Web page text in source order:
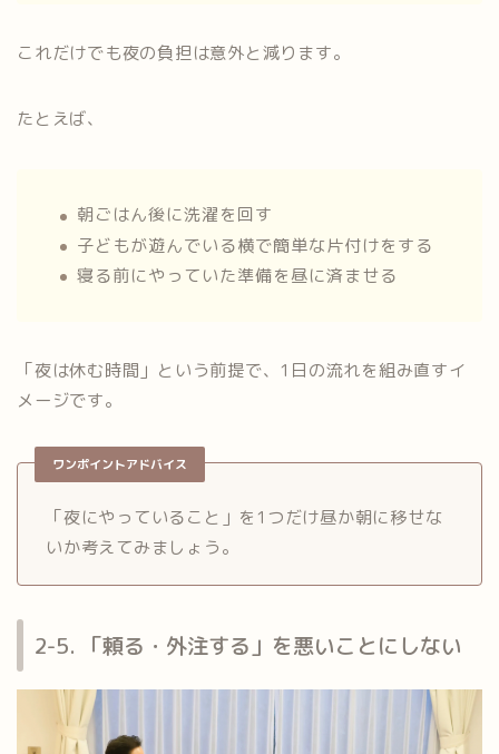
これだけでも夜の負担は意外と減ります。
たとえば、
朝ごはん後に洗濯を回す
子どもが遊んでいる横で簡単な片付けをする
寝る前にやっていた準備を昼に済ませる
「夜は休む時間」という前提で、1日の流れを組み直すイ
メージです。
ワンポイントアドバイス
「夜にやっていること」を1つだけ昼か朝に移せな
いか考えてみましょう。
2-5. 「頼る・外注する」を悪いことにしない